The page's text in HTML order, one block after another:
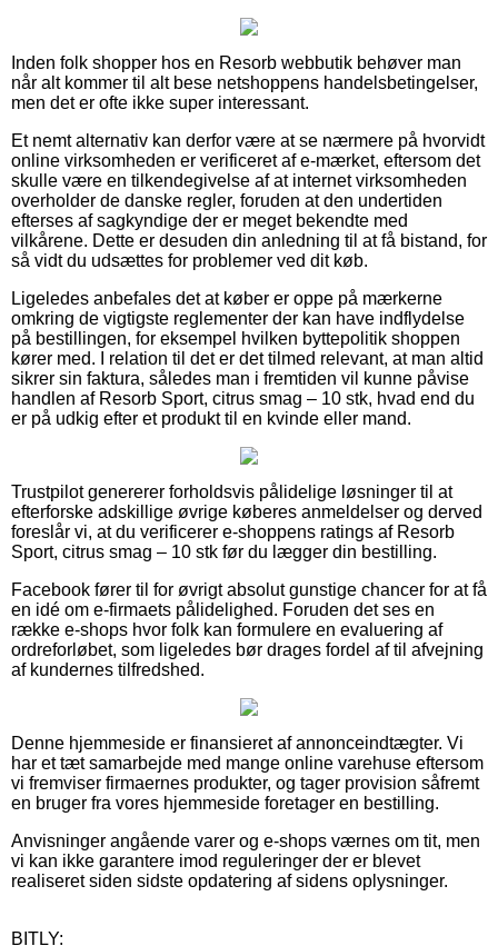
Inden folk shopper hos en Resorb webbutik behøver man
når alt kommer til alt bese netshoppens handelsbetingelser,
men det er ofte ikke super interessant.
Et nemt alternativ kan derfor være at se nærmere på hvorvidt
online virksomheden er verificeret af e-mærket, eftersom det
skulle være en tilkendegivelse af at internet virksomheden
overholder de danske regler, foruden at den undertiden
efterses af sagkyndige der er meget bekendte med
vilkårene. Dette er desuden din anledning til at få bistand, for
så vidt du udsættes for problemer ved dit køb.
Ligeledes anbefales det at køber er oppe på mærkerne
omkring de vigtigste reglementer der kan have indflydelse
på bestillingen, for eksempel hvilken byttepolitik shoppen
kører med. I relation til det er det tilmed relevant, at man altid
sikrer sin faktura, således man i fremtiden vil kunne påvise
handlen af Resorb Sport, citrus smag – 10 stk, hvad end du
er på udkig efter et produkt til en kvinde eller mand.
Trustpilot genererer forholdsvis pålidelige løsninger til at
efterforske adskillige øvrige køberes anmeldelser og derved
foreslår vi, at du verificerer e-shoppens ratings af Resorb
Sport, citrus smag – 10 stk før du lægger din bestilling.
Facebook fører til for øvrigt absolut gunstige chancer for at få
en idé om e-firmaets pålidelighed. Foruden det ses en
række e-shops hvor folk kan formulere en evaluering af
ordreforløbet, som ligeledes bør drages fordel af til afvejning
af kundernes tilfredshed.
Denne hjemmeside er finansieret af annonceindtægter. Vi
har et tæt samarbejde med mange online varehuse eftersom
vi fremviser firmaernes produkter, og tager provision såfremt
en bruger fra vores hjemmeside foretager en bestilling.
Anvisninger angående varer og e-shops værnes om tit, men
vi kan ikke garantere imod reguleringer der er blevet
realiseret siden sidste opdatering af sidens oplysninger.
BITLY: